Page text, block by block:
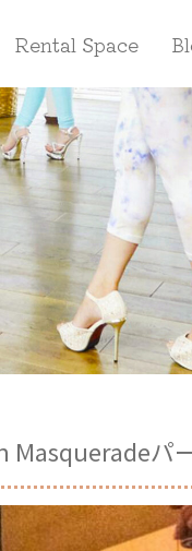
Rental Space
パー